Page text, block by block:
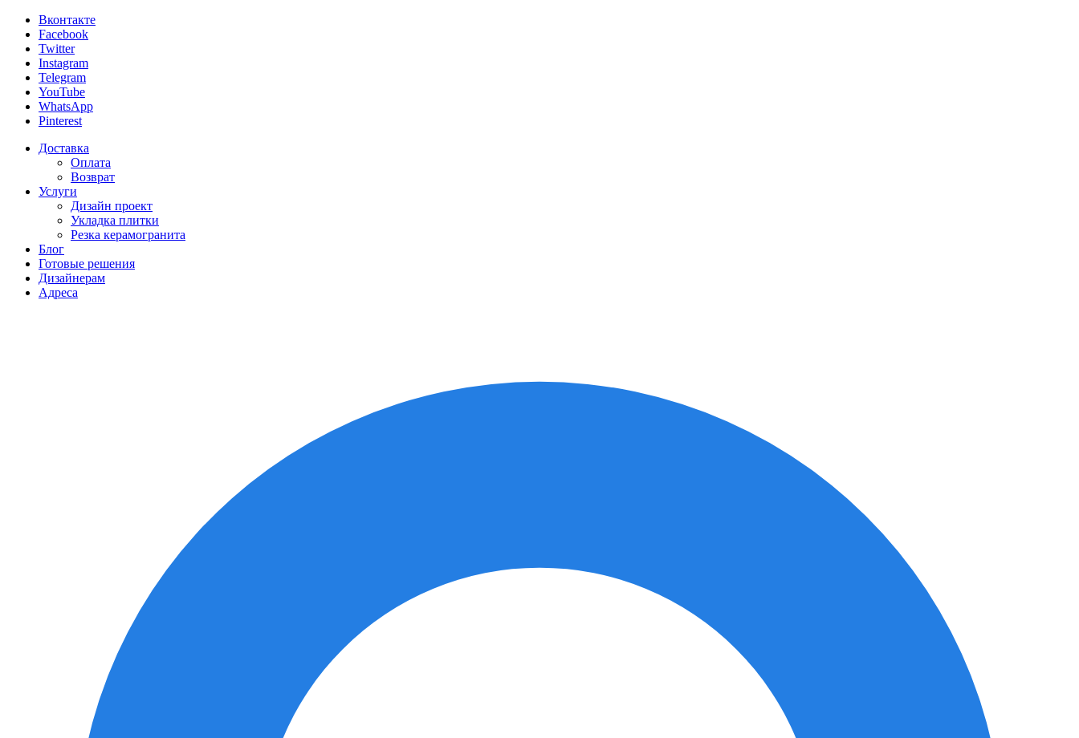
Вконтакте
Facebook
Twitter
Instagram
Telegram
YouTube
WhatsApp
Pinterest
Доставка
Оплата
Возврат
Услуги
Дизайн проект
Укладка плитки
Резка керамогранита
Блог
Готовые решения
Дизайнерам
Адреса